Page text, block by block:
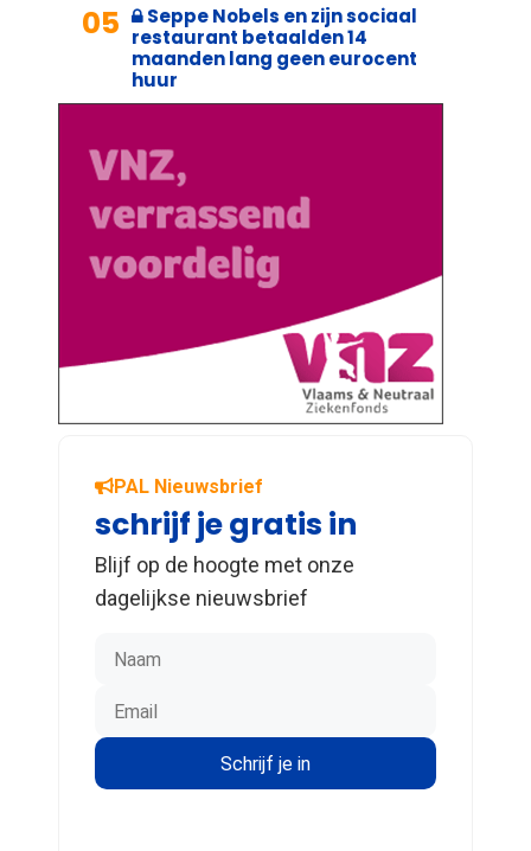
05
Seppe Nobels en zijn sociaal
restaurant betaalden 14
maanden lang geen eurocent
huur
PAL Nieuwsbrief
schrijf je gratis in
Blijf op de hoogte met onze
dagelijkse nieuwsbrief